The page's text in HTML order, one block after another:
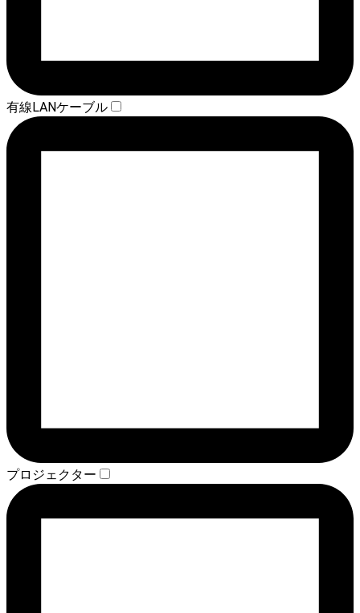
有線LANケーブル
プロジェクター